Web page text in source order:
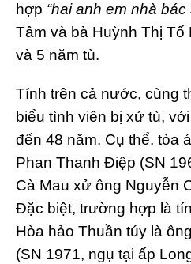
hợp “hai anh em nhà bác
Tâm và bà Huỳnh Thị
và 5 năm tù.
Tính trên cả nước, cùng
biểu tình viên bị xử tù,
đến 48 năm. Cụ thể, tòa
Phan Thanh Điệp (SN
Cà Mau xử ông Nguyễn
Đặc biệt, trường hợp là
Hòa hảo Thuần túy là
(SN 1971, ngụ tại ấp